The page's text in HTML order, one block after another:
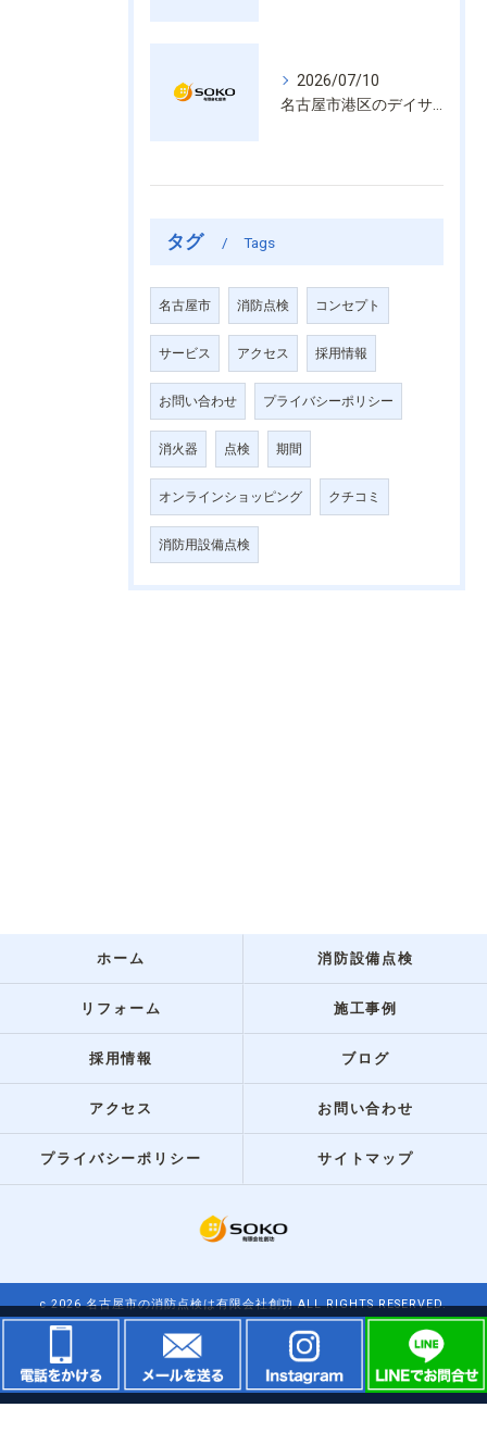
2026/07/10
名古屋市港区のデイサービス消防設備点検は消火器具や誘導灯も丁寧に作業を進めます
タグ Tags
名古屋市 消防点検 コンセプト
サービス アクセス 採用情報
お問い合わせ プライバシーポリシー
消火器 点検 期間
オンラインショッピング クチコミ
消防用設備点検
ホーム 消防設備点検
リフォーム 施工事例
採用情報 ブログ
アクセス お問い合わせ
プライバシーポリシー サイトマップ
c 2026 名古屋市の消防点検は有限会社創功 ALL RIGHTS RESERVED.